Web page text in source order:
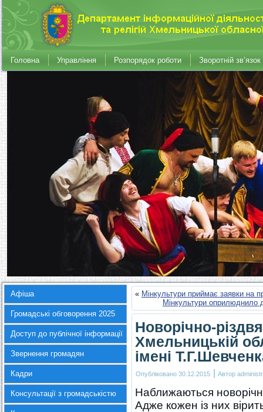
Головна Управління Розпорядок роботи Зворотній зв’язок
Афіша
Громадські обговорення 2025
Доступ до публічної інформації
Звернення громадян
Кадри
Консультації з громадськістю
« Мінкультури приймає заявки на
Мінкультури оприлюднило
Новорічно-
Хмельницькій
імені
Опубліковано 30.12.2015 | Автор
Наближаються
Адже кожен із них